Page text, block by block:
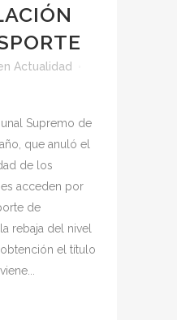
Actualidad
Supremo de
que anuló el
de los
acceden por
de
rebaja del nivel
el título